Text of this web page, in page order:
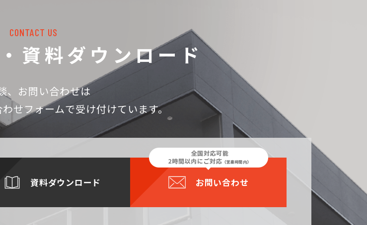
CONTACT US
資料ダウンロード
、お問い合わせは
せフォームで受け付けています。
資料ダウンロード お問い合わせ